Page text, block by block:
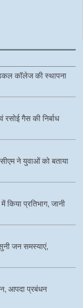
कॉलेज की स्थापना
रसोई गैस की निर्बाध
ने युवाओं को बताया
किया प्रतिभाग, जानी
जन समस्याएं,
आपदा प्रबंधन